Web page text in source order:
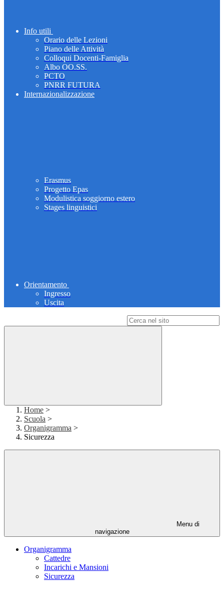
Info utili
Orario delle Lezioni
Piano delle Attività
Colloqui Docenti-Famiglia
Albo OO.SS.
PCTO
PNRR FUTURA
Internazionalizzazione
Erasmus
Progetto Epas
Modulistica soggiorno estero
Stages linguistici
Orientamento
Ingresso
Uscita
Home >
Scuola >
Organigramma >
Sicurezza
Menu di
navigazione
Organigramma
Cattedre
Incarichi e Mansioni
Sicurezza